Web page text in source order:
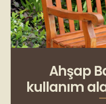
Ahşap
kullanım